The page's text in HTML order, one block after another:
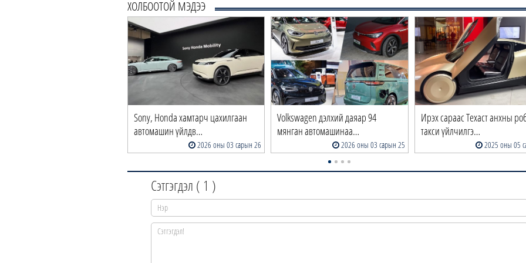
ХОЛБООТОЙ МЭДЭЭ
Sony, Honda хамтарч цахилгаан
автомашин үйлдв…
2026 оны 03 сарын 26
Volkswagen дэлхий даяар 94
мянган автомашинаа…
2026 оны 03 сарын 25
Ирэх сараас Техаст анхны
такси үйлчилгэ…
2025 оны 05
Сэтгэгдэл ( 1 )